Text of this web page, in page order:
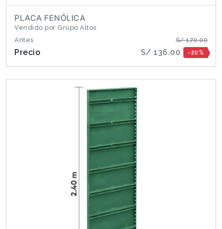
PLACA FENÓLICA
Vendido por Grupo Altos
Antes
S/ 170.00
Precio S/ 136.00 -20%